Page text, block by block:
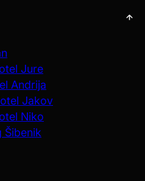
Jure
Andrija
Jakov
Niko
Šibenik